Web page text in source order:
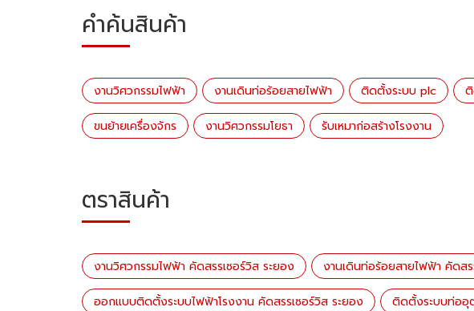
คำค้นสินค้า
งานวิศวกรรมไฟฟ้า งานเดินท่อร้อยสายไฟฟ้า ติดตั้งระบบ plc
ขนย้ายเครื่องจักร งานวิศวกรรมโยธา รับเหมาก่อสร้างโรงงาน
ตราสินค้า
งานวิศวกรรมไฟฟ้า คัดสรรเซอร์วิส ระยอง งานเดินท่อร้อยสายไฟฟ้า คัดสร
ออกแบบติดตั้งระบบไฟฟ้าโรงงาน คัดสรรเซอร์วิส ระยอง ติดตั้งระบบท่ออุ